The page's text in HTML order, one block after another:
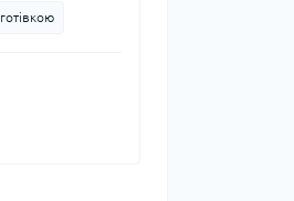
готівкою